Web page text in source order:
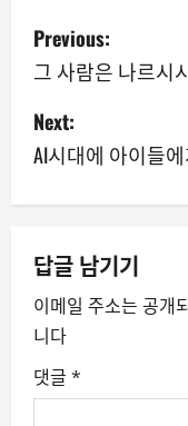
P
o
s
t
n
a
v
i
g
Previous:
그 사람은 나르시
Next:
AI시대에 아이들
답글 남기기
이메일 주소는 공개
니다
댓글 *